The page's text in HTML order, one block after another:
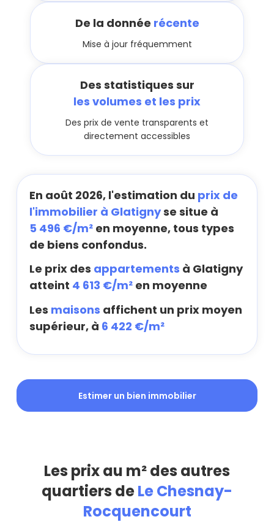
De la donnée récente
Mise à jour fréquemment
Des statistiques sur
les volumes et les prix
Des prix de vente transparents et
directement accessibles
En août 2026, l'estimation du prix de
l'immobilier à Glatignyse situe à
5 496 €/m² en moyenne, tous types
de biens confondus.
Le prix des appartements à Glatigny
atteint 4 613 €/m² en moyenne
Les maisons affichent un prix moyen
supérieur, à 6 422 €/m²
Estimer un bien immobilier
Les prix au m² des autres
quartiers deLe Chesnay-
Rocquencourt